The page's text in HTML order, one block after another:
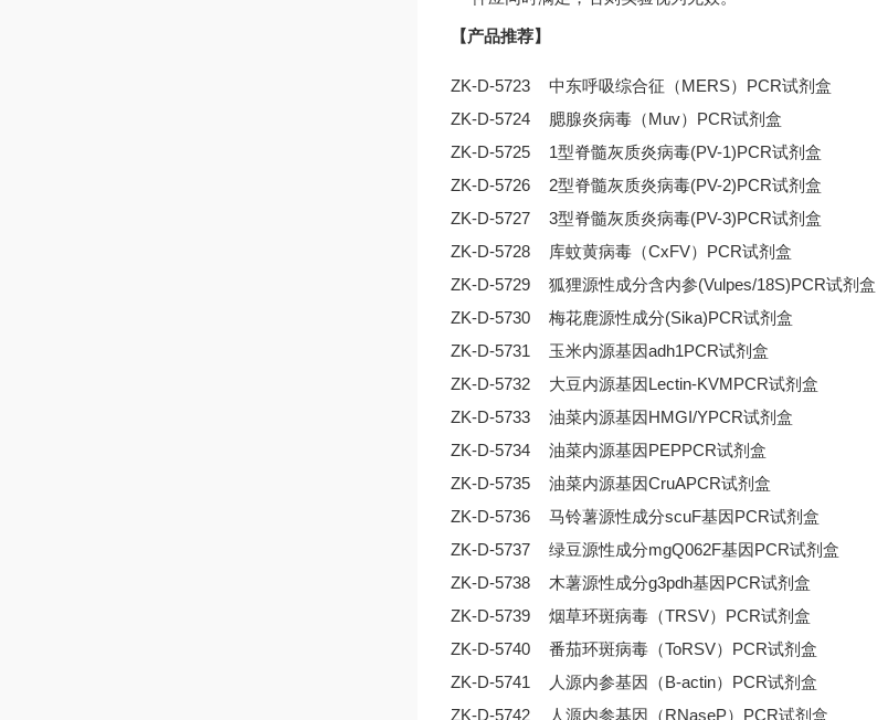
【产品推荐】
ZK-D-5723
中东呼吸综合征（MERS）PCR试剂盒
ZK-D-5724
腮腺炎病毒（Muv）PCR试剂盒
ZK-D-5725
1型脊髓灰质炎病毒(PV-1)PCR试剂盒
ZK-D-5726
2型脊髓灰质炎病毒(PV-2)PCR试剂盒
ZK-D-5727
3型脊髓灰质炎病毒(PV-3)PCR试剂盒
ZK-D-5728
库蚊黄病毒（CxFV）PCR试剂盒
ZK-D-5729
狐狸源性成分含内参(Vulpes/18S)PCR试剂盒
ZK-D-5730
梅花鹿源性成分(Sika)PCR试剂盒
ZK-D-5731
玉米内源基因adh1PCR试剂盒
ZK-D-5732
大豆内源基因Lectin-KVMPCR试剂盒
ZK-D-5733
油菜内源基因HMGI/YPCR试剂盒
ZK-D-5734
油菜内源基因PEPPCR试剂盒
ZK-D-5735
油菜内源基因CruAPCR试剂盒
ZK-D-5736
马铃薯源性成分scuF基因PCR试剂盒
ZK-D-5737
绿豆源性成分mgQ062F基因PCR试剂盒
ZK-D-5738
木薯源性成分g3pdh基因PCR试剂盒
ZK-D-5739
烟草环斑病毒（TRSV）PCR试剂盒
ZK-D-5740
番茄环斑病毒（ToRSV）PCR试剂盒
ZK-D-5741
人源内参基因（B-actin）PCR试剂盒
ZK-D-5742
人源内参基因（RNaseP）PCR试剂盒